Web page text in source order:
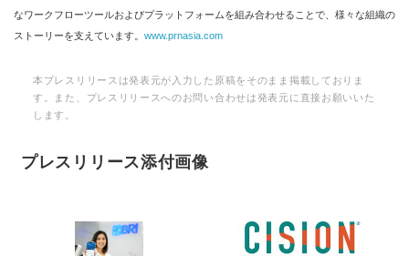
なワークフローツールおよびプラットフォームを組み合わせることで、様々な組織の
ストーリーを支えています。 www.prnasia.com
本プレスリリースは発表元が入力した原稿をそのまま掲載しておりま
す。また、プレスリリースへのお問い合わせは発表元に直接お願いいた
します。
プレスリリース添付画像